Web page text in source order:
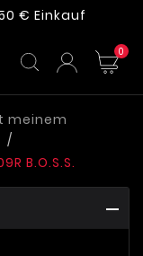
€ Einkauf
0
meinem
B.O.S.S.